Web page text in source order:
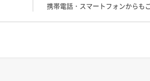
携帯電話・スマートフォンからも